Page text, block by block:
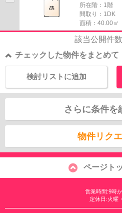
所在階：1階
間取り：1DK
面積：40.00㎡
該当公開件数
チェックした物件をまとめて
検討リストに追加
さらに条件を
物件リク
ページト
営業時間:9時
定休日:火曜